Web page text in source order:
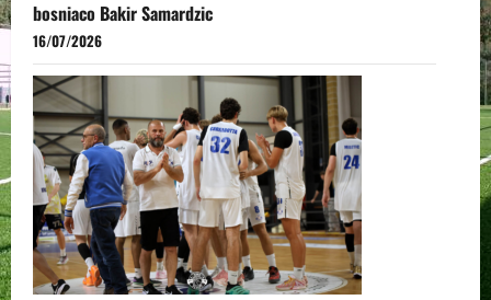
bosniaco Bakir Samardzic
16/07/2026